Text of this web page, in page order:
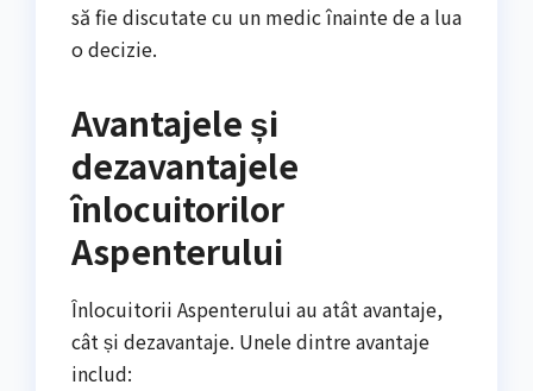
să fie discutate cu un medic înainte de a lua
o decizie.
Avantajele și
dezavantajele
înlocuitorilor
Aspenterului
Înlocuitorii Aspenterului au atât avantaje,
cât și dezavantaje. Unele dintre avantaje
includ: